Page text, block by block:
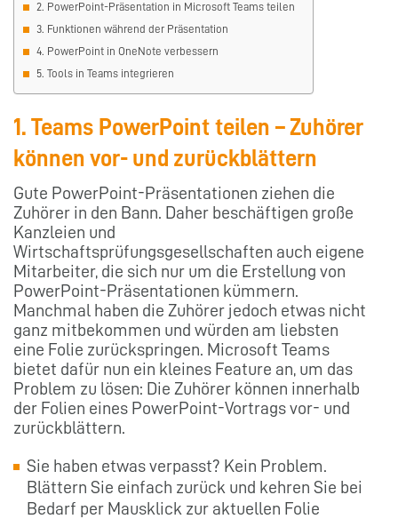
2. PowerPoint-Präsentation in Microsoft Teams teilen
3. Funktionen während der Präsentation
4. PowerPoint in OneNote verbessern
5. Tools in Teams integrieren
1. Teams PowerPoint teilen – Zuhörer
können vor- und zurückblättern
Gute PowerPoint-Präsentationen ziehen die
Zuhörer in den Bann. Daher beschäftigen große
Kanzleien und
Wirtschaftsprüfungsgesellschaften auch eigene
Mitarbeiter, die sich nur um die Erstellung von
PowerPoint-Präsentationen kümmern.
Manchmal haben die Zuhörer jedoch etwas nicht
ganz mitbekommen und würden am liebsten
eine Folie zurückspringen. Microsoft Teams
bietet dafür nun ein kleines Feature an, um das
Problem zu lösen: Die Zuhörer können innerhalb
der Folien eines PowerPoint-Vortrags vor- und
zurückblättern.
Sie haben etwas verpasst? Kein Problem.
Blättern Sie einfach zurück und kehren Sie bei
Bedarf per Mausklick zur aktuellen Folie